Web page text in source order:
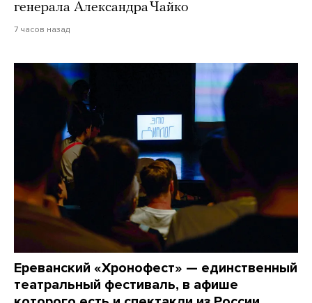
генерала Александра Чайко
7 часов назад
Ереванский «Хронофест» — единственный
театральный фестиваль, в афише